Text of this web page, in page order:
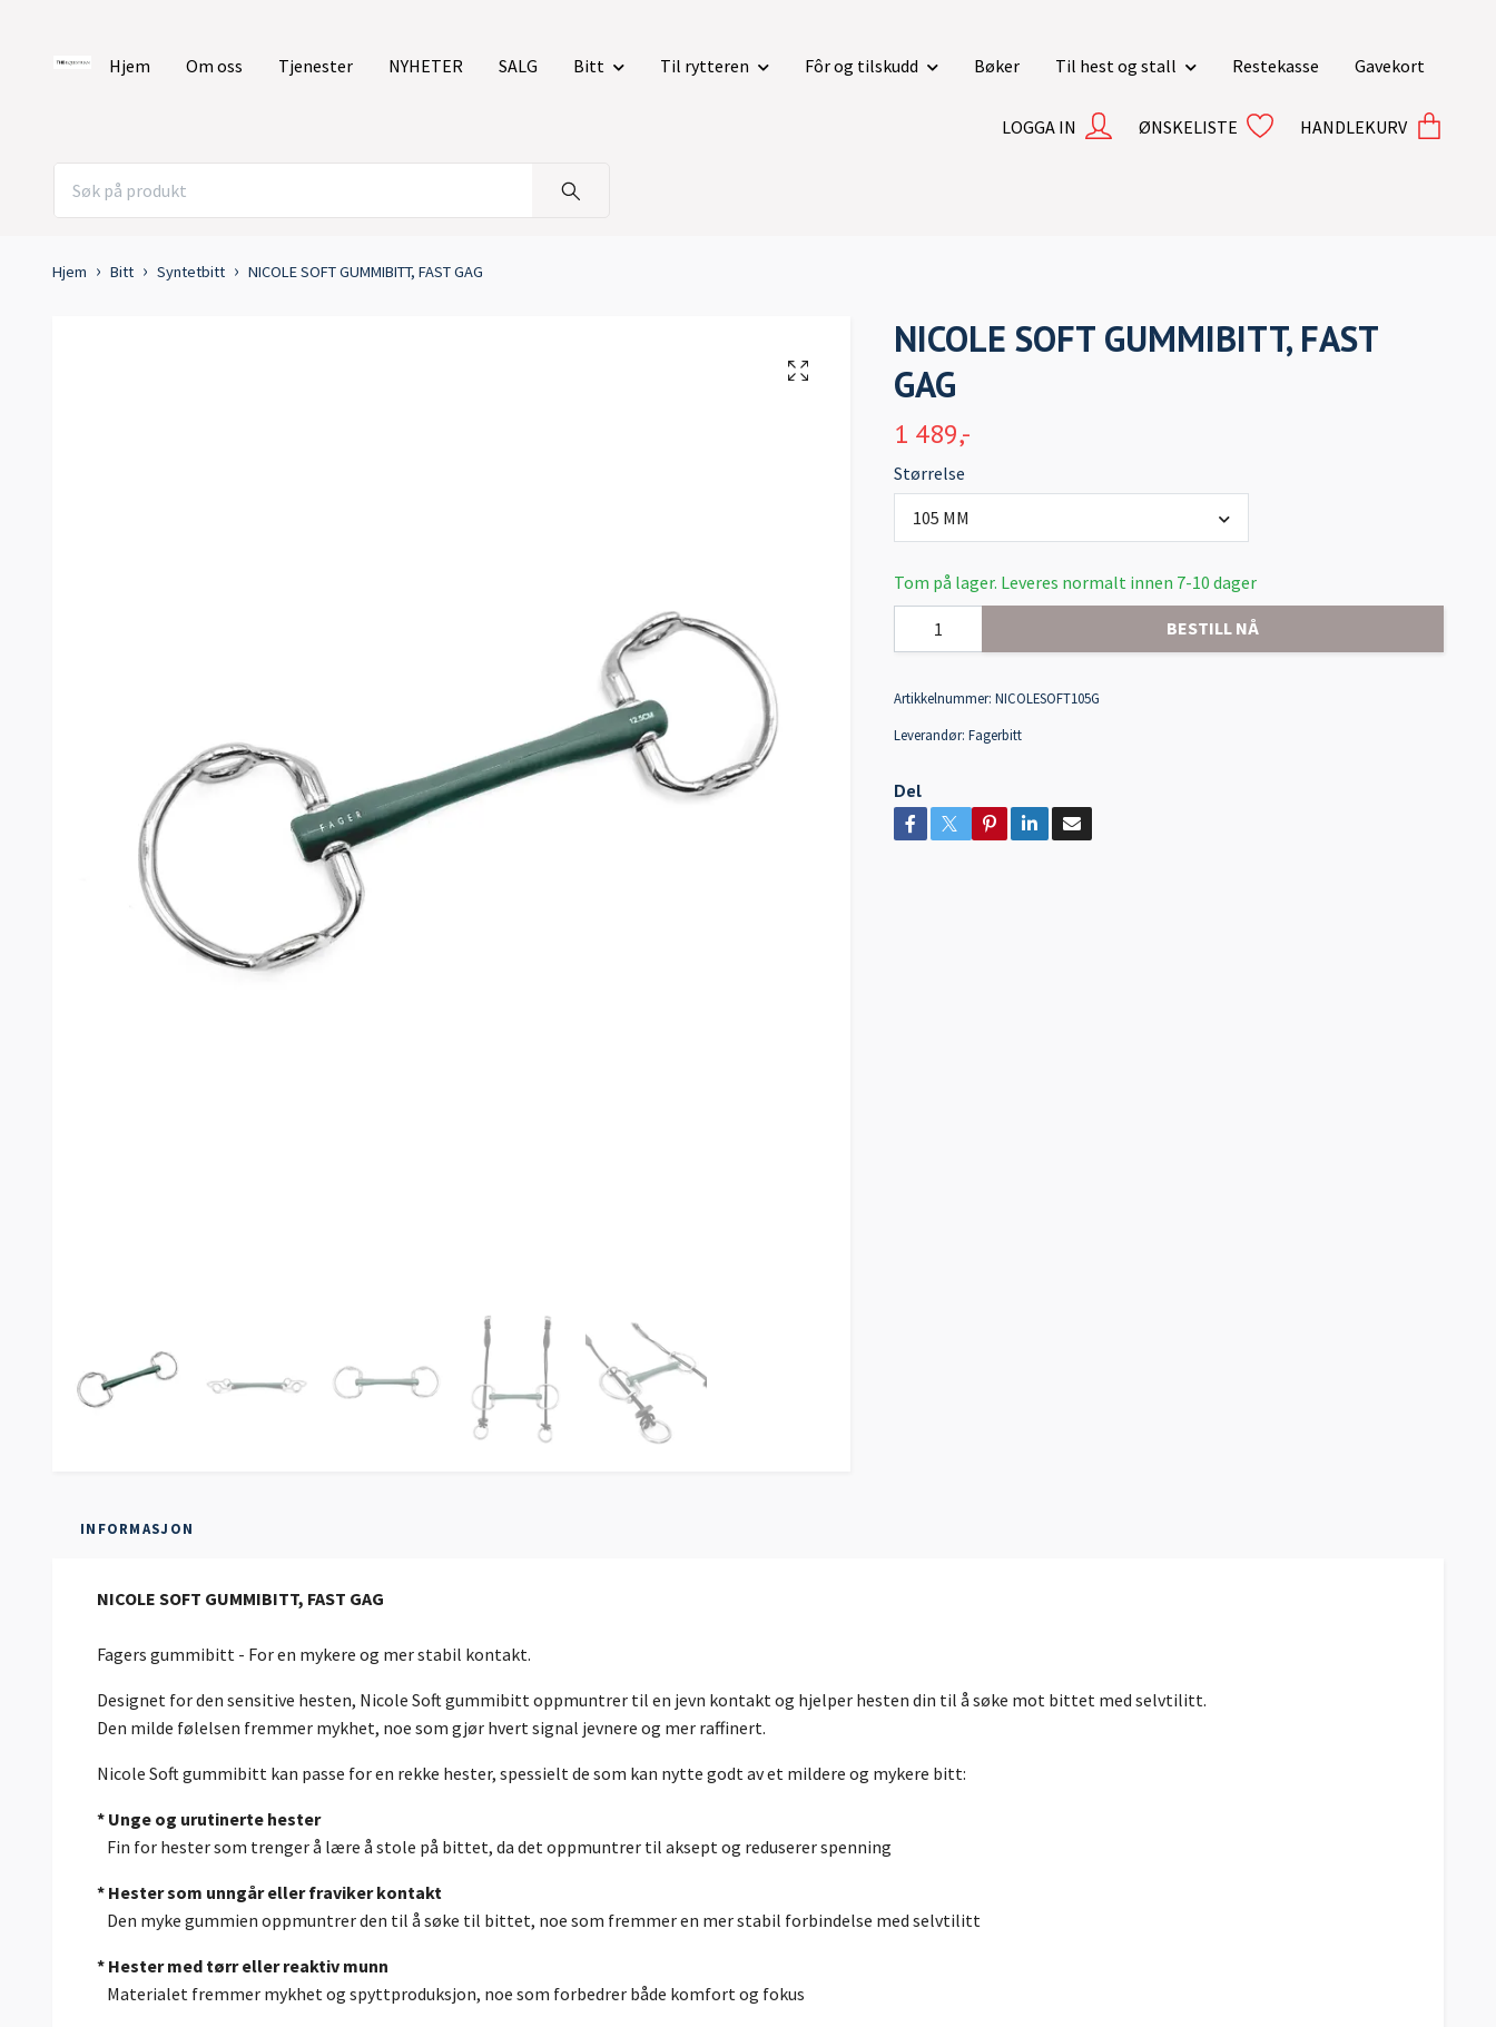
Hjem Om oss Tjenester NYHETER SALG Bitt Til rytteren Fôr og tilskudd Bøker Til hest og stall Restekasse Gavekort
LOGGA IN ØNSKELISTE HANDLEKURV
Hjem Bitt Syntetbitt NICOLE SOFT GUMMIBITT, FAST GAG
NICOLE SOFT GUMMIBITT, FAST
GAG
1 489,-
Størrelse
105 MM
Tom på lager. Leveres normalt innen 7-10 dager
BESTILL NÅ
Artikkelnummer: NICOLESOFT105G
Leverandør: Fagerbitt
Del
INFORMASJON
NICOLE SOFT GUMMIBITT, FAST GAG
Fagers gummibitt - For en mykere og mer stabil kontakt.
Designet for den sensitive hesten, Nicole Soft gummibitt oppmuntrer til en jevn kontakt og hjelper hesten din til å søke mot bittet med selvtilitt.
Den milde følelsen fremmer mykhet, noe som gjør hvert signal jevnere og mer raffinert.
Nicole Soft gummibitt kan passe for en rekke hester, spessielt de som kan nytte godt av et mildere og mykere bitt:
* Unge og urutinerte hester
Fin for hester som trenger å lære å stole på bittet, da det oppmuntrer til aksept og reduserer spenning
* Hester som unngår eller fraviker kontakt
Den myke gummien oppmuntrer den til å søke til bittet, noe som fremmer en mer stabil forbindelse med selvtilitt
* Hester med tørr eller reaktiv munn
Materialet fremmer mykhet og spyttproduksjon, noe som forbedrer både komfort og fokus